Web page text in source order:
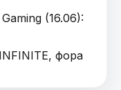
(16.06):
фора